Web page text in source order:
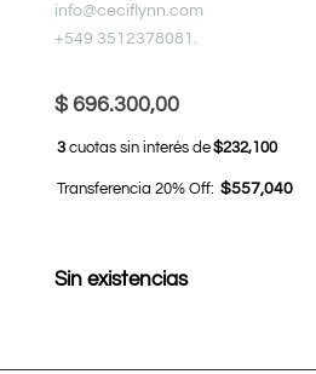
info@ceciflynn.com
+549 3512378081.
$696.300,00
3cuotas sin interés de$232,100
Transferencia 20% Off: $557,040
Sin existencias